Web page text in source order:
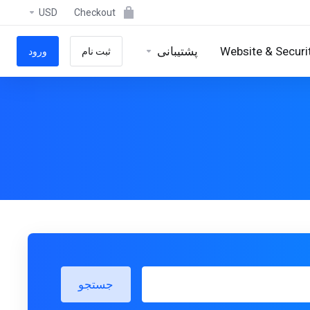
Checkout
USD
Website & پشتیبانی ثبت نام ورود
جستجو